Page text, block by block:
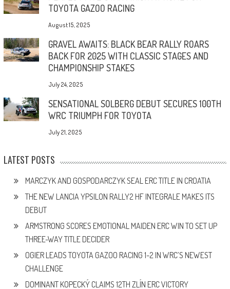
TOYOTA GAZOO RACING
August 15, 2025
GRAVEL AWAITS: BLACK BEAR RALLY ROARS
BACK FOR 2025 WITH CLASSIC STAGES AND
CHAMPIONSHIP STAKES
July 24, 2025
SENSATIONAL SOLBERG DEBUT SECURES 100TH
WRC TRIUMPH FOR TOYOTA
July 21, 2025
LATEST POSTS
MARCZYK AND GOSPODARCZYK SEAL ERC TITLE IN CROATIA
THE NEW LANCIA YPSILON RALLY2 HF INTEGRALE MAKES ITS
DEBUT
ARMSTRONG SCORES EMOTIONAL MAIDEN ERC WIN TO SET UP
THREE-WAY TITLE DECIDER
OGIER LEADS TOYOTA GAZOO RACING 1-2 IN WRC’S NEWEST
CHALLENGE
DOMINANT KOPECKÝ CLAIMS 12TH ZLÍN ERC VICTORY